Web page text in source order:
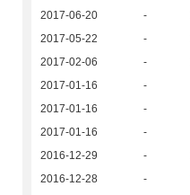
2017-06-20
-
2017-05-22
-
2017-02-06
-
2017-01-16
-
2017-01-16
-
2017-01-16
-
2016-12-29
-
2016-12-28
-